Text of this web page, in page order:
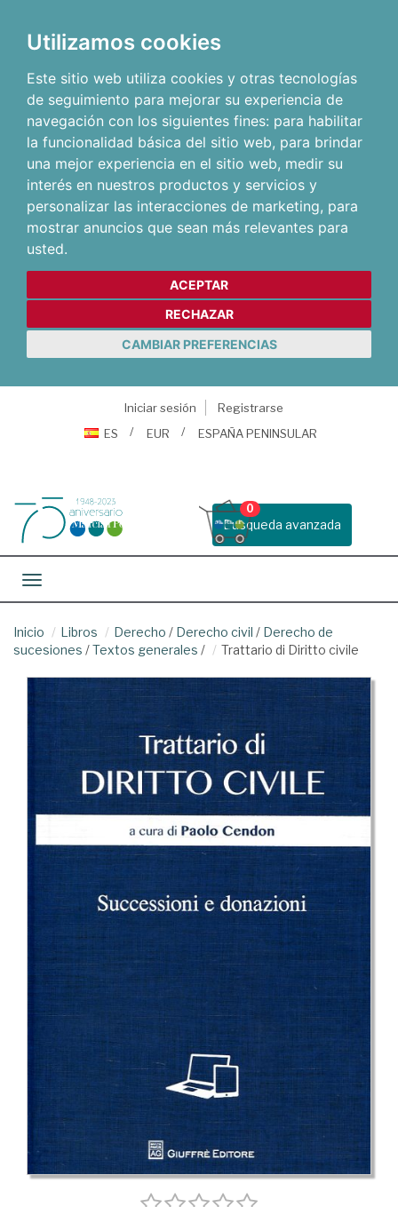
Utilizamos cookies
Este sitio web utiliza cookies y otras tecnologías
de seguimiento para mejorar su experiencia de
navegación con los siguientes fines: para habilitar
la funcionalidad básica del sitio web, para brindar
una mejor experiencia en el sitio web, medir su
interés en nuestros productos y servicios y
personalizar las interacciones de marketing, para
mostrar anuncios que sean más relevantes para
usted.
ACEPTAR
RECHAZAR
CAMBIAR PREFERENCIAS
Iniciar sesión
Registrarse
ES
EUR ESPAÑA PENINSULAR
Busqueda avanzada
0
Toggle navigation
Inicio Libros Derecho / Derecho civil / Derecho de
sucesiones /Textos generales / Trattario di Diritto civile